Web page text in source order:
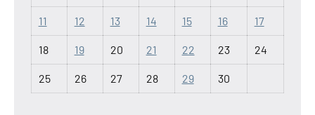
11 12 13 14 15 16 17
18 19 20 21 22 23 24
25 26 27 28 29 30